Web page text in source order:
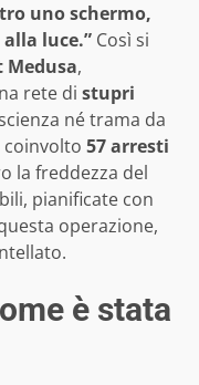
uno schermo,
luce.” Così si
Medusa,
rete di stupri
né trama da
57 arresti
la freddezza del
pianificate con
operazione,
è stata